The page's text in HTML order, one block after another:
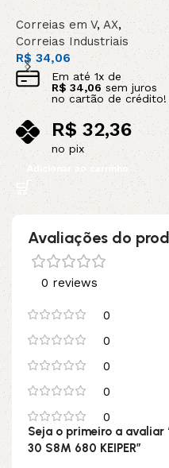
Correias em V,AX,
Correias Industriais
R$34,06
Em até 1x de
R$ 34,06 sem juros
no cartão de crédito!
R$32,36
no pix
Adicionar ao carrinho
Avaliações do
0 reviews
0
0
0
0
0
Seja o primeiro a avaliar
30 S8M 680 KEIPER”